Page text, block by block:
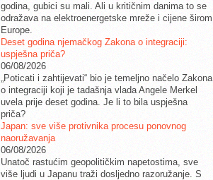
godina, gubici su mali. Ali u kritičnim danima to se
odražava na elektroenergetske mreže i cijene širom
Europe.
Deset godina njemačkog Zakona o integraciji:
uspješna priča?
06/08/2026
„Poticati i zahtijevati“ bio je temeljno načelo Zakona
o integraciji koji je tadašnja vlada Angele Merkel
uvela prije deset godina. Je li to bila uspješna
priča?
Japan: sve više protivnika procesu ponovnog
naoružavanja
06/08/2026
Unatoč rastućim geopolitičkim napetostima, sve
više ljudi u Japanu traži dosljedno razoružanje. S